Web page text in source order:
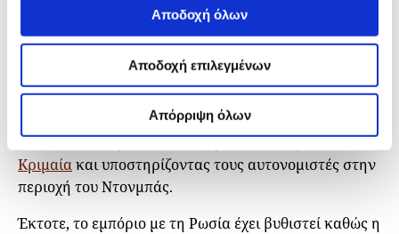
Αποδοχή όλων
Αποδοχή επιλεγμένων
Απόρριψη όλων
σηματοδότησε ότι σχεδίαζε να ευθυγραμμιστεί
στενότερα με τη Ρωσία. Ακολούθησαν μαζικές
διαδηλώσεις, οι οποίες απομάκρυναν τελικά τον
φιλορώσο πρόεδρο από την εξουσία σε αυτό που έγινε
γνωστό ως Επανάσταση του Μαϊντάν.
Η Ρωσίααντέδρασε καταλαμβάνοντας την
Κριμαίακαι υποστηρίζοντας τους αυτονομιστές στην
περιοχή του Ντονμπάς.
Έκτοτε, το εμπόριο με τη Ρωσία έχει βυθιστεί καθώς η